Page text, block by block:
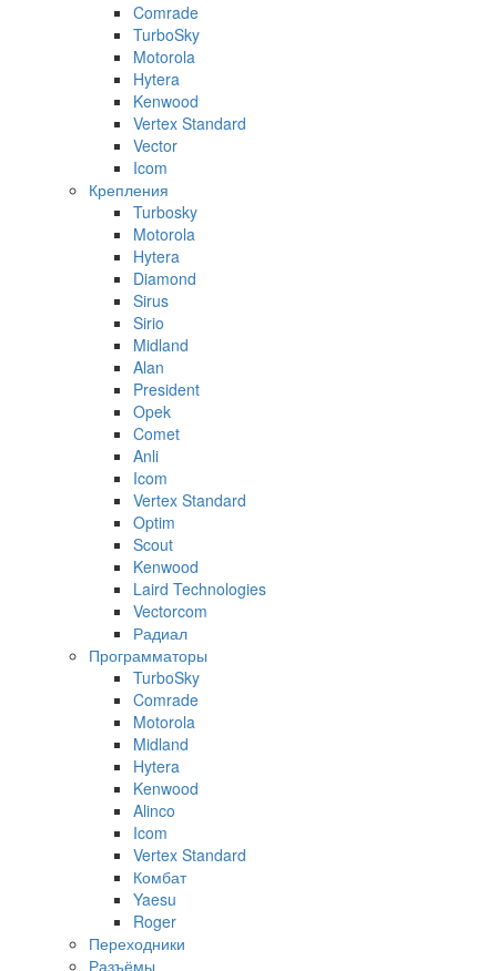
Comrade
TurboSky
Motorola
Hytera
Kenwood
Vertex Standard
Vector
Icom
Крепления
Turbosky
Motorola
Hytera
Diamond
Sirus
Sirio
Midland
Alan
President
Opek
Comet
Anli
Icom
Vertex Standard
Optim
Scout
Kenwood
Laird Technologies
Vectorcom
Радиал
Программаторы
TurboSky
Comrade
Motorola
Midland
Hytera
Kenwood
Alinco
Icom
Vertex Standard
Комбат
Yaesu
Roger
Переходники
Разъёмы